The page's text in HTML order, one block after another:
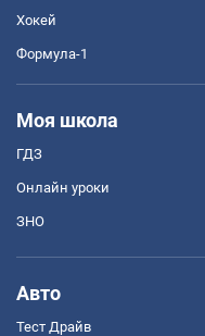
Хокей
Формула-1
Моя школа
ГДЗ
Онлайн уроки
ЗНО
Авто
Тест Драйв